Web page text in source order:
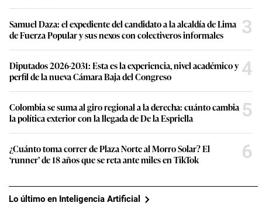
Samuel Daza: el expediente del candidato a la alcaldía de Lima
de Fuerza Popular y sus nexos con colectiveros informales
3
Diputados 2026-2031: Esta es la experiencia, nivel académico y
perfil de la nueva Cámara Baja del Congreso
4
Colombia se suma al giro regional a la derecha: cuánto cambia
la política exterior con la llegada de De la Espriella
5
¿Cuánto toma correr de Plaza Norte al Morro Solar? El
‘runner’ de 18 años que se reta ante miles en TikTok
6
Lo último en Inteligencia Artificial